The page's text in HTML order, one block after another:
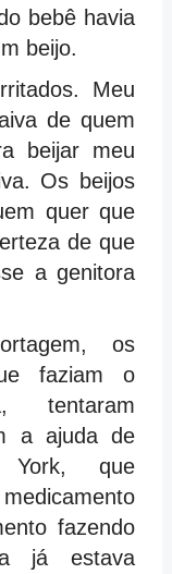
bebê havia
beijo.
Meu
de quem
beijar meu
Os beijos
quer que
de que
a genitora
os
faziam o
tentaram
a ajuda de
York, que
fazendo
já estava